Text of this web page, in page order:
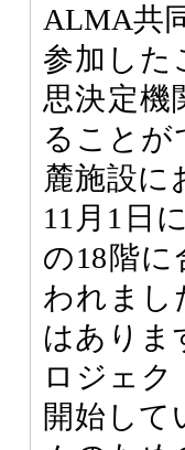
ALMA共
参加した
思決定機
ることが
麓施設に
11月1日
の18階
われまし
はありま
ロジェ
開始して